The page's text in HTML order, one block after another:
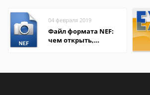
04 февраля 2019
Файл формата NEF:
чем открыть,